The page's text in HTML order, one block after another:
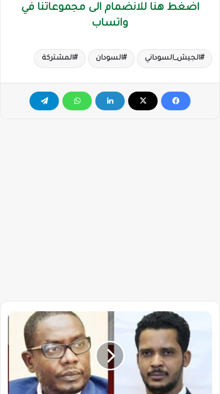
اضغط هنا للانضمام الى مجموعاتنا في
واتساب
الجيش_السوداني السودان المشتركة
التعايشي
والميرغني
الإمارات…